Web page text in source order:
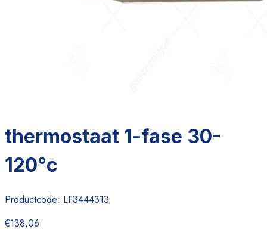
thermostaat 1-fase 30-
120°c
Productcode: LF3444313
€138,06